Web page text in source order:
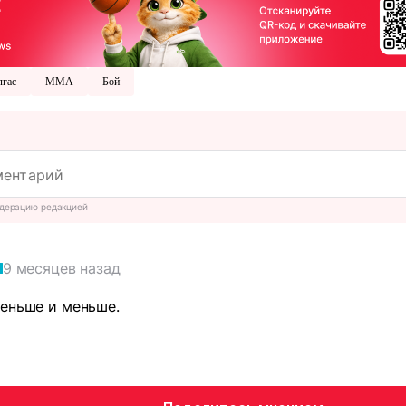
ММА Бой
редакцией
9 месяцев назад
и меньше.